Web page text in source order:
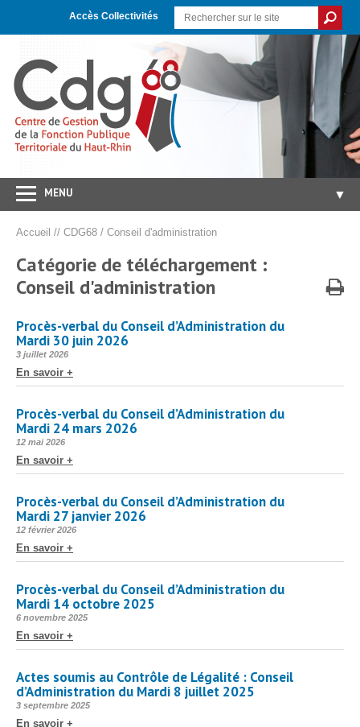
navigation
Accès Collectivités
MENU ▼
Concours/Examens ▼
Carrières/RH
Protection sociale
Santé Sécurité au Travail ▼
Documentation
Archivistes
e-services ▼
Accueil // CDG68 / Conseil d'administration
Catégorie de téléchargement :
Conseil d'administration
Procès-verbal du Conseil d’Administration du
Mardi 30 juin 2026
Publié
3 juillet 2026
En savoir +
Procès-verbal du Conseil d’Administration du
Mardi 24 mars 2026
Publié
12 mai 2026
En savoir +
Procès-verbal du Conseil d’Administration du
Mardi 27 janvier 2026
Publié
12 février 2026
En savoir +
Procès-verbal du Conseil d’Administration du
Mardi 14 octobre 2025
Publié
6 novembre 2025
En savoir +
Actes soumis au Contrôle de Légalité : Conseil
d’Administration du Mardi 8 juillet 2025
Publié
3 septembre 2025
En savoir +